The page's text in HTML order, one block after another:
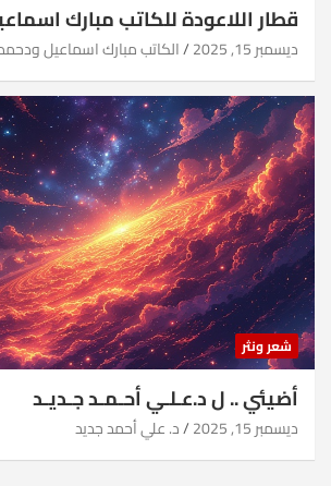
قطار اللاعودة للكاتب مبارك
ديسمبر 15, 2025 الكاتب مبارك اسماعيل
شعر ونثر
أضيئي .. ل د.عـلـي أحـمـد جـديـد
ديسمبر 15, 2025 د. علي أحمد جديد